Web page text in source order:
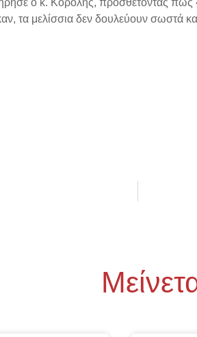
ο κ. Κορολής, προσθέτοντας πως
τα μελίσσια δεν δουλεύουν σωστά